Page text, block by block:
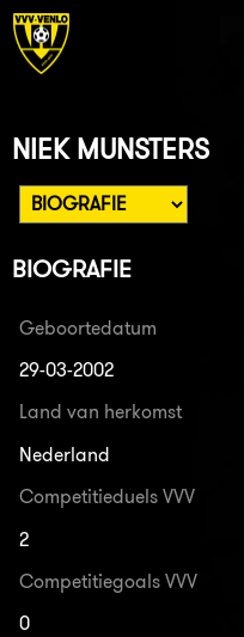
NIEK MUNSTERS
BIOGRAFIE
Geboortedatum
29-03-2002
Land van herkomst
Nederland
Competitieduels VVV
2
Competitiegoals VVV
0